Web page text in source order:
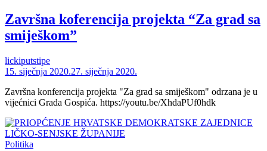
Završna koferencija projekta “Za grad sa
smiješkom”
lickiputstipe
15. siječnja 2020.27. siječnja 2020.
Završna konferencija projekta "Za grad sa smiješkom" odrzana je u
vijećnici Grada Gospića. https://youtu.be/XhdaPUf0hdk
Politika